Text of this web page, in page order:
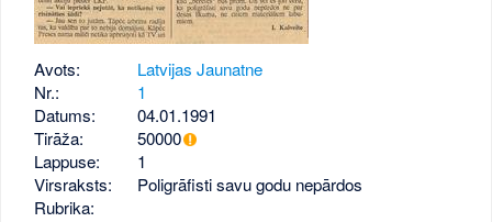
Avots:
Latvijas Jaunatne
Nr.:
1
Datums:
04.01.1991
Tirāža:
50000
Lappuse:
1
Virsraksts:
Poligrāfisti savu godu nepārdos
Rubrika: